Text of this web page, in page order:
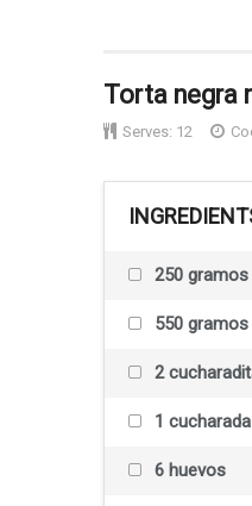
Torta negra
Serves: 12
250
550
2
1
6 huevos